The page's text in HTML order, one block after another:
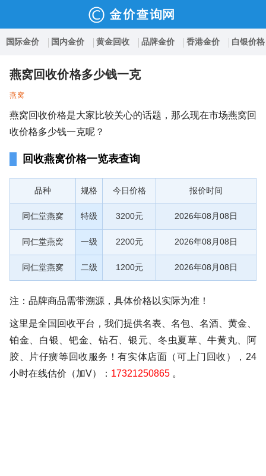
国际金价 国内金价 黄金回收 品牌金价 香港金价 白银价格
燕窝回收价格多少钱一克
燕窝
燕窝回收价格是大家比较关心的话题，那么现在市场燕窝回
收价格多少钱一克呢？
回收燕窝价格一览表查询
品种 规格 今日价格 报价时间
同仁堂燕窝 特级 3200元 2026年08月08日
同仁堂燕窝 一级 2200元 2026年08月08日
同仁堂燕窝 二级 1200元 2026年08月08日
注：品牌商品需带溯源，具体价格以实际为准！
这里是全国回收平台，我们提供名表、名包、名酒、黄金、
铂金、白银、钯金、钻石、银元、冬虫夏草、牛黄丸、阿
胶、片仔癀等回收服务！有实体店面（可上门回收），24
小时在线估价（加V）： 17321250865 。